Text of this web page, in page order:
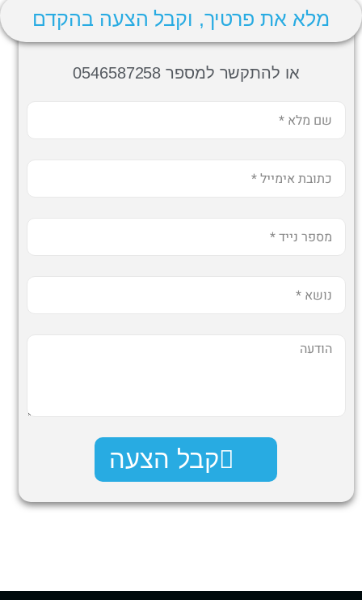
מלא את פרטיך, וקבל הצעה בהקדם
או להתקשר למספר 0546587258
קבל הצעה